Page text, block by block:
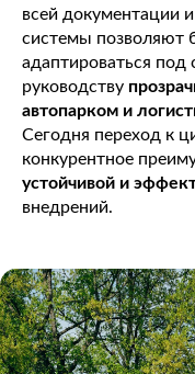
всей документации
системы позволяют
адаптироваться
руководству
автопарком и
Сегодня переход к
конкурентное
устойчивой и
внедрений.